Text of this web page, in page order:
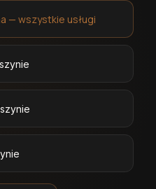
— wszystkie usługi